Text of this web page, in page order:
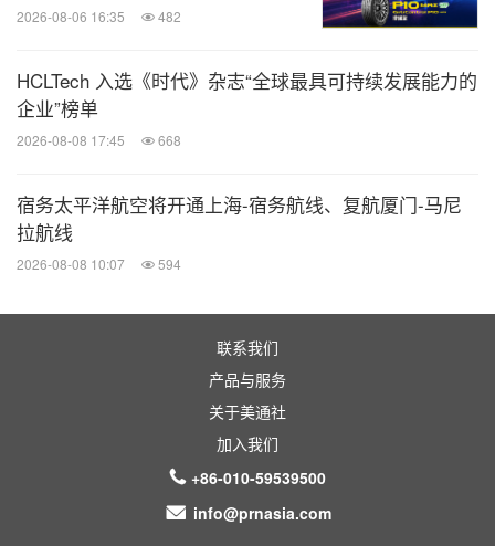
2026-08-06 16:35 482
HCLTech 入选《时代》杂志“全球最具可持续发展能力的
企业”榜单
2026-08-08 17:45 668
宿务太平洋航空将开通上海-宿务航线、复航厦门-马尼
拉航线
2026-08-08 10:07 594
联系我们
产品与服务
关于美通社
加入我们
+86-010-59539500
info@prnasia.com